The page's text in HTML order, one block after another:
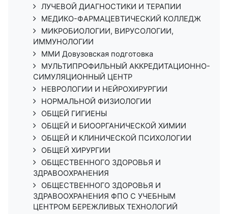
ЛУЧЕВОЙ ДИАГНОСТИКИ И ТЕРАПИИ
МЕДИКО-ФАРМАЦЕВТИЧЕСКИЙ КОЛЛЕДЖ
МИКРОБИОЛОГИИ, ВИРУСОЛОГИИ,
ИММУНОЛОГИИ
ММИ Довузовская подготовка
МУЛЬТИПРОФИЛЬНЫЙ АККРЕДИТАЦИОННО-
СИМУЛЯЦИОННЫЙ ЦЕНТР
НЕВРОЛОГИИ И НЕЙРОХИРУРГИИ
НОРМАЛЬНОЙ ФИЗИОЛОГИИ
ОБЩЕЙ ГИГИЕНЫ
ОБЩЕЙ И БИООРГАНИЧЕСКОЙ ХИМИИ
ОБЩЕЙ И КЛИНИЧЕСКОЙ ПСИХОЛОГИИ
ОБЩЕЙ ХИРУРГИИ
ОБЩЕСТВЕННОГО ЗДОРОВЬЯ И
ЗДРАВООХРАНЕНИЯ
ОБЩЕСТВЕННОГО ЗДОРОВЬЯ И
ЗДРАВООХРАНЕНИЯ ФПО С УЧЕБНЫМ
ЦЕНТРОМ БЕРЕЖЛИВЫХ ТЕХНОЛОГИЙ